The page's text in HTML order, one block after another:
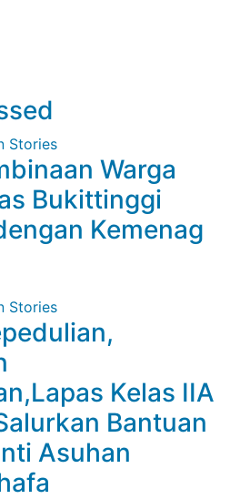
Stories
Warga
Bukittinggi
Kemenag
Stories
Kelas IIA
Bantuan
Asuhan